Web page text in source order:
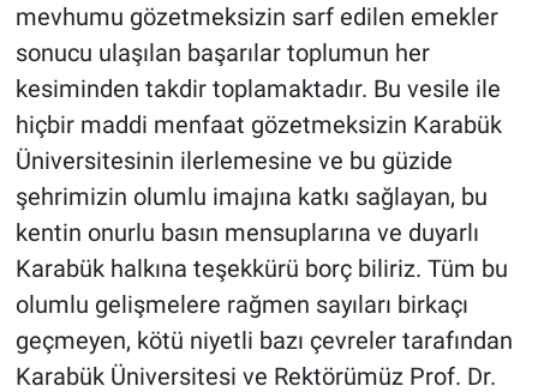
mevhumu gözetmeksizin sarf edilen emekler
sonucu ulaşılan başarılar toplumun her
kesiminden takdir toplamaktadır. Bu vesile ile
hiçbir maddi menfaat gözetmeksizin Karabük
Üniversitesinin ilerlemesine ve bu güzide
şehrimizin olumlu imajına katkı sağlayan, bu
kentin onurlu basın mensuplarına ve duyarlı
Karabük halkına teşekkürü borç biliriz. Tüm bu
olumlu gelişmelere rağmen sayıları birkaçı
geçmeyen, kötü niyetli bazı çevreler tarafından
Karabük Üniversitesi ve Rektörümüz Prof. Dr.